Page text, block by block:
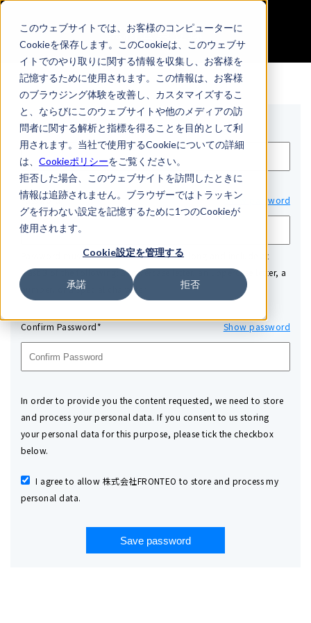
このウェブサイトでは、お客様のコンピューターに
Cookieを保存します。このCookieは、このウェブサ
イトでのやり取りに関する情報を収集し、お客様を
記憶するために使用されます。この情報は、お客様
のブラウジング体験を改善し、カスタマイズするこ
と、ならびにこのウェブサイトや他のメディアの訪
問者に関する解析と指標を得ることを目的として利
用されます。当社で使用するCookieについての詳細
は、 Cookieポリシーをご覧ください。
拒否した場合、このウェブサイトを訪問したときに
情報は追跡されません。ブラウザーではトラッキン
グを行わない設定を記憶するために1つのCookieが
使用されます。
Cookie設定を管理する
承諾 拒否
無料会員登録
Email*
Password* Show password
Password must be at least 12 characters long and include at
least 3 of the following: a lowercase letter, an uppercase letter, a
number, or a special character
Confirm Password* Show password
In order to provide you the content requested, we need to store
and process your personal data. If you consent to us storing
your personal data for this purpose, please tick the checkbox
below.
I agree to allow 株式会社FRONTEO to store and process my
personal data.